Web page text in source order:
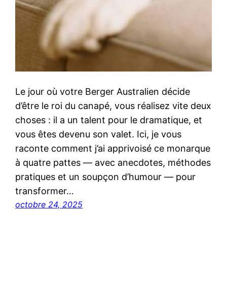
Le jour où votre Berger Australien décide
d’être le roi du canapé, vous réalisez vite deux
choses : il a un talent pour le dramatique, et
vous êtes devenu son valet. Ici, je vous
raconte comment j’ai apprivoisé ce monarque
à quatre pattes — avec anecdotes, méthodes
pratiques et un soupçon d’humour — pour
transformer…
octobre 24, 2025